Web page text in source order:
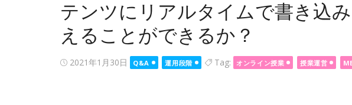
テンツにリアルタイムで書き込
えることができるか？
Posted
2021年1月30日 Q&A 運用段階 Tag: オンライン授業 授業運営